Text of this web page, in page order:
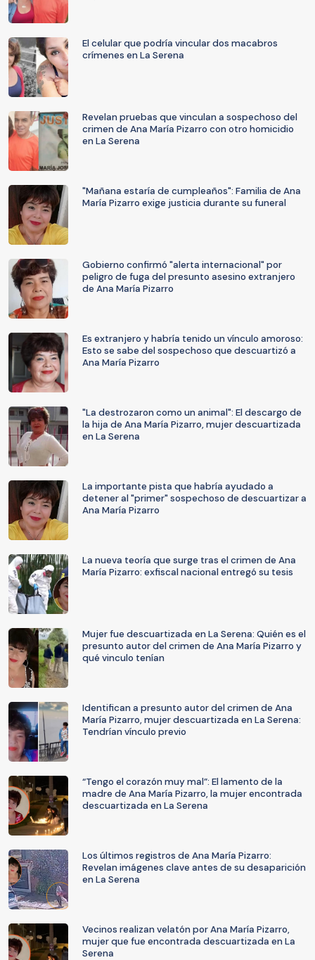
El celular que podría vincular dos macabros
crímenes en La Serena
Revelan pruebas que vinculan a sospechoso del
crimen de Ana María Pizarro con otro homicidio
en La Serena
"Mañana estaría de cumpleaños": Familia de Ana
María Pizarro exige justicia durante su funeral
Gobierno confirmó "alerta internacional" por
peligro de fuga del presunto asesino extranjero
de Ana María Pizarro
Es extranjero y habría tenido un vínculo amoroso:
Esto se sabe del sospechoso que descuartizó a
Ana María Pizarro
"La destrozaron como un animal": El descargo de
la hija de Ana María Pizarro, mujer descuartizada
en La Serena
La importante pista que habría ayudado a
detener al "primer" sospechoso de descuartizar a
Ana María Pizarro
La nueva teoría que surge tras el crimen de Ana
María Pizarro: exfiscal nacional entregó su tesis
Mujer fue descuartizada en La Serena: Quién es el
presunto autor del crimen de Ana María Pizarro y
qué vinculo tenían
Identifican a presunto autor del crimen de Ana
María Pizarro, mujer descuartizada en La Serena:
Tendrían vínculo previo
“Tengo el corazón muy mal”: El lamento de la
madre de Ana María Pizarro, la mujer encontrada
descuartizada en La Serena
Los últimos registros de Ana María Pizarro:
Revelan imágenes clave antes de su desaparición
en La Serena
Vecinos realizan velatón por Ana María Pizarro,
mujer que fue encontrada descuartizada en La
Serena